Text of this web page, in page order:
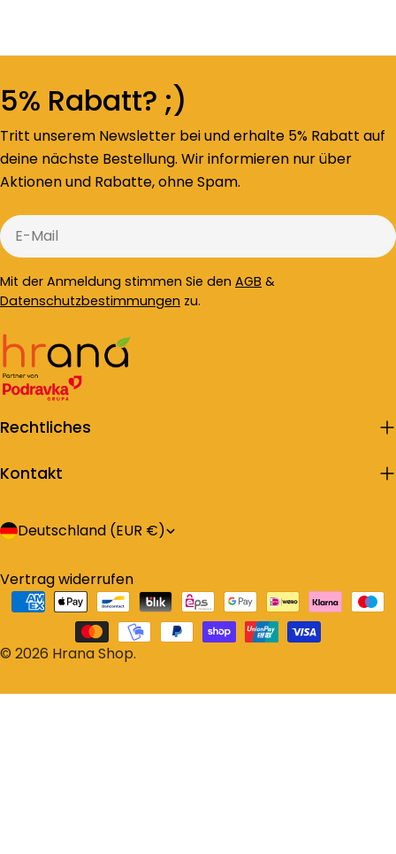
5% Rabatt? ;)
Tritt unserem Newsletter bei und erhalte 5% Rabatt auf
deine nächste Bestellung. Wir informieren nur über
Aktionen und Rabatte, ohne Spam.
E-
Mail
Mit der Anmeldung stimmen Sie den AGB &
Datenschutzbestimmungen zu.
Rechtliches
Kontakt
L
n
d
/
Deutschland (EUR €)
© 2026 Hrana Shop.
Vertrag widerrufen
Zahlungsarten